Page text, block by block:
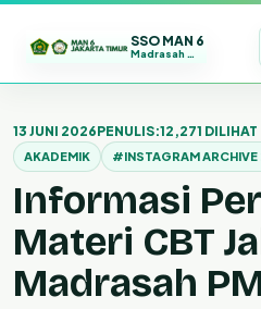
SSO MAN 6
Madrasah Maju | Bermutu | Mendunia
ke
konten
13 JUNI 2026PENULIS:12,271 DILIHAT
AKADEMIK #INSTAGRAM
Informasi
Materi CBT
Madrasah